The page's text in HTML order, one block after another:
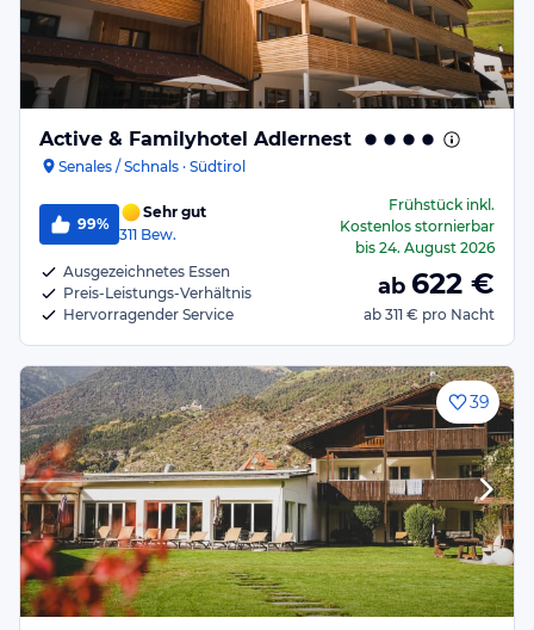
Active & Familyhotel Adlernest
Senales / Schnals · Südtirol
99%
Sehr gut
311 Bew.
Ausgezeichnetes Essen
Preis-Leistungs-Verhältnis
Hervorragender Service
Frühstückinkl.
Kostenlos stornierbar
bis 24. August 2026
ab 622 €
ab 311 € pro Nacht
39